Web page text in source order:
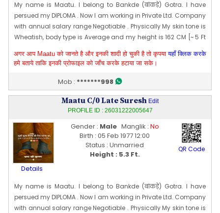
Communication Engineering, have completed a Masters in
English, and am currently pursuing a Master of Computer
Applications (MCA) Family Details : My sister holds a B.Tech
degree in Electronics and Communication Engineering and is
currently preparing for government competitive examinations
and Brother-in-law is employed as an Inspector in the
Edit Profile
Profile Last Updated ON : 15/03/2026 09:50 PM
My name is Maatu. I belong to Bankde (बांकड़े) Gotra. I have
persued my DIPLOMA . Now I am working in Private Ltd. Company
with annual salary range Negotiable . Physically My skin tone is
Wheatish, body type is Average and my height is 162 CM [~ 5 Ft
Edit Profile
अगर आप Maatu को जानते है और इनकी शादी हो चुकी है तो कृपयायहाँ क्लिक करके
हमे बताये ताकि इनकी प्रोफाइल को जाँच करके हटाया जा सके।
Mob : *******998
Maatu C/0 Late Suresh Edit
PROFILE ID : 26031222005647
Details
Gender : MaleManglik : No
Birth : 05 Feb 1977 12:00
Status : Unmarried
Height : 5.3 Ft.
QR Code
My name is Maatu. I belong to Bankde (बांकड़े) Gotra. I have
persued my DIPLOMA . Now I am working in Private Ltd. Company
with annual salary range Negotiable . Physically My skin tone is